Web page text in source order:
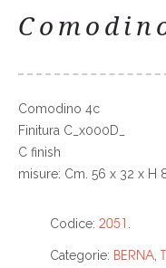
Comodino 4c
Finitura C_x000D_
C finish
misure: Cm. 56 x 32 x H
Codice: 2051
Categorie: BERNA